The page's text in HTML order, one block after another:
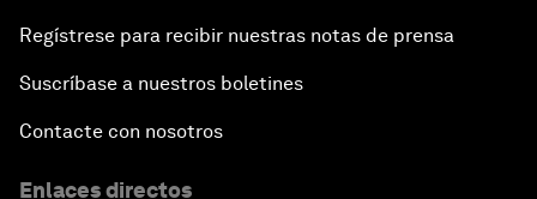
Regístrese para recibir nuestras notas de prensa
Suscríbase a nuestros boletines
Contacte con nosotros
Enlaces directos